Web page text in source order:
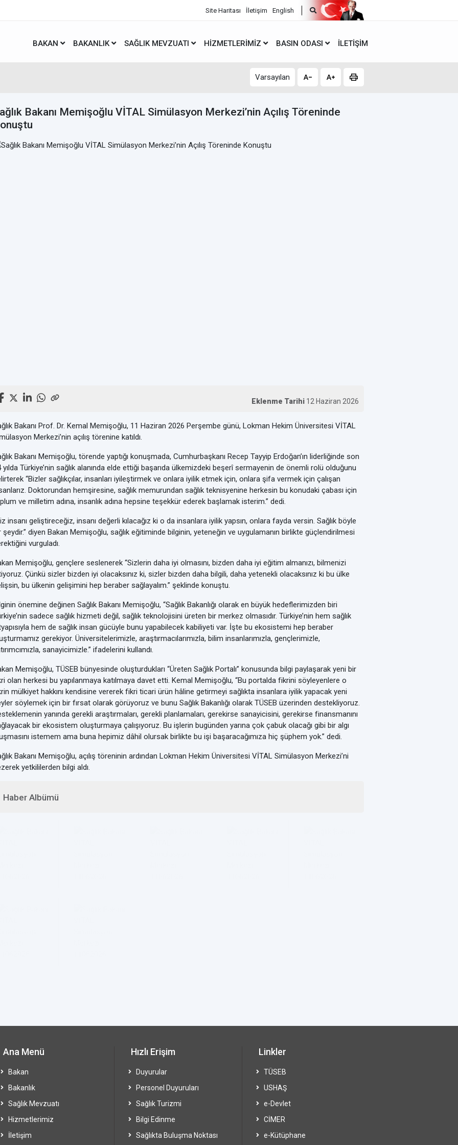
Site Haritası İletişim English
BAKAN BAKANLIK SAĞLIK MEVZUATI HIZMETLERIMIZ BASIN ODASI İLETIŞIM
Varsayılan
Bakanı Memişoğlu VİTAL Simülasyon Merkezi’nin Açılış Töreninde
Eklenme Tarihi 12 Haziran 2026
Bakanı Prof. Dr. Kemal Memişoğlu, 11 Haziran 2026 Perşembe günü, Lokman Hekim Üniversitesi VİTAL
Merkezi’nin açılış törenine katıldı.
Bakanı Memişoğlu, törende yaptığı konuşmada, Cumhurbaşkanı Recep Tayyip Erdoğan’ın liderliğinde son
yılda Türkiye’nin sağlık alanında elde ettiği başarıda ülkemizdeki beşerî sermayenin de önemli rolü olduğunu
“Bizler sağlıkçılar, insanları iyileştirmek ve onlara iyilik etmek için, onlara şifa vermek için çalışan
Doktorundan hemşiresine, sağlık memurundan sağlık teknisyenine herkesin bu konudaki çabası için
ve milletim adına, insanlık adına hepsine teşekkür ederek başlamak isterim.” dedi.
insanı geliştireceğiz, insanı değerli kılacağız ki o da insanlara iyilik yapsın, onlara fayda versin. Sağlık böyle
şeydir.” diyen Bakan Memişoğlu, sağlık eğitiminde bilginin, yeteneğin ve uygulamanın birlikte güçlendirilmesi
vurguladı.
Memişoğlu, gençlere seslenerek “Sizlerin daha iyi olmasını, bizden daha iyi eğitim almanızı, bilmenizi
Çünkü sizler bizden iyi olacaksınız ki, sizler bizden daha bilgili, daha yetenekli olacaksınız ki bu ülke
bu ülkenin gelişimini hep beraber sağlayalım.” şeklinde konuştu.
önemine değinen Sağlık Bakanı Memişoğlu, “Sağlık Bakanlığı olarak en büyük hedeflerimizden biri
sadece sağlık hizmeti değil, sağlık teknolojisini üreten bir merkez olmasıdır. Türkiye’nin hem sağlık
hem de sağlık insan gücüyle bunu yapabilecek kabiliyeti var. İşte bu ekosistemi hep beraber
gerekiyor. Üniversitelerimizle, araştırmacılarımızla, bilim insanlarımızla, gençlerimizle,
sanayicimizle.” ifadelerini kullandı.
Memişoğlu, TÜSEB bünyesinde oluşturdukları “Üreten Sağlık Portalı” konusunda bilgi paylaşarak yeni bir
olan herkesi bu yapılanmaya katılmaya davet etti. Kemal Memişoğlu, “Bu portalda fikrini söyleyenlere o
mülkiyet hakkını kendisine vererek fikri ticari ürün hâline getirmeyi sağlıkta insanlara iyilik yapacak yeni
söylemek için bir fırsat olarak görüyoruz ve bunu Sağlık Bakanlığı olarak TÜSEB üzerinden destekliyoruz.
yanında gerekli araştırmaları, gerekli planlamaları, gerekirse sanayicisini, gerekirse finansmanını
bir ekosistem oluşturmaya çalışıyoruz. Bu işlerin bugünden yarına çok çabuk olacağı gibi bir algı
istemem ama buna hepimiz dâhil olursak birlikte bu işi başaracağımıza hiç şüphem yok.” dedi.
Bakanı Memişoğlu, açılış töreninin ardından Lokman Hekim Üniversitesi VİTAL Simülasyon Merkezi’ni
yetkililerden bilgi aldı.
Haber Albümü
Ana Menü
Bakan
Bakanlık
Sağlık Mevzuatı
Hizmetlerimiz
İletişim
Hızlı Erişim
Duyurular
Personel Duyuruları
Sağlık Turizmi
Bilgi Edinme
Sağlıkta Buluşma Noktası
Linkler
TÜSEB
USHAŞ
e-Devlet
CİMER
e-Kütüphane